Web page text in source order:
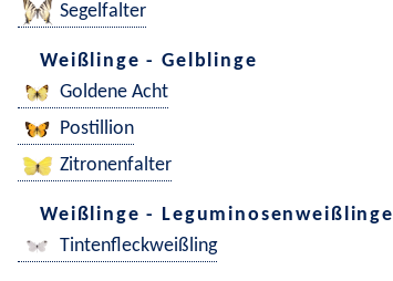
Segelfalter
Weißlinge - Gelblinge
Goldene Acht
Postillion
Zitronenfalter
Weißlinge - Leguminosenweißlinge
Tintenfleckweißling